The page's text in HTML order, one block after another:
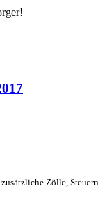
Zölle, Steuern